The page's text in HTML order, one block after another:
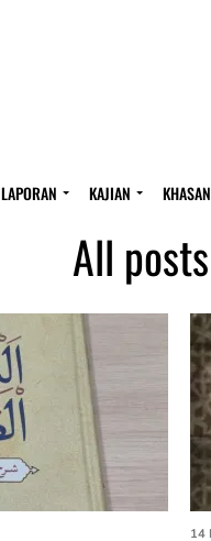
LAPORAN KAJIAN
All
14